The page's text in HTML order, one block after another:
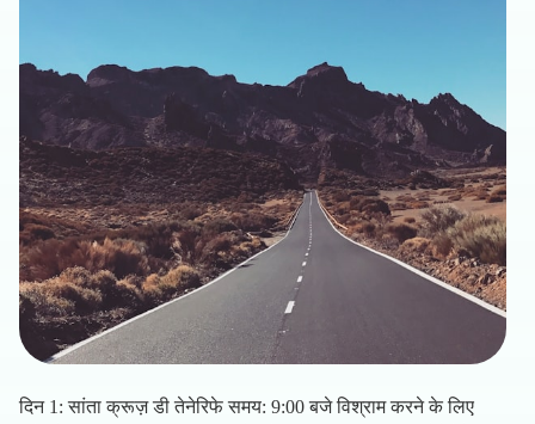
दिन 1: सांता क्रूज़ डी तेनेरिफे समय: 9:00 बजे विश्राम करने के लिए